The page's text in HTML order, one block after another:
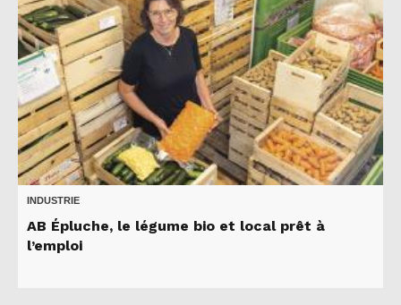
INDUSTRIE
AB Épluche, le légume bio et local prêt à
l’emploi